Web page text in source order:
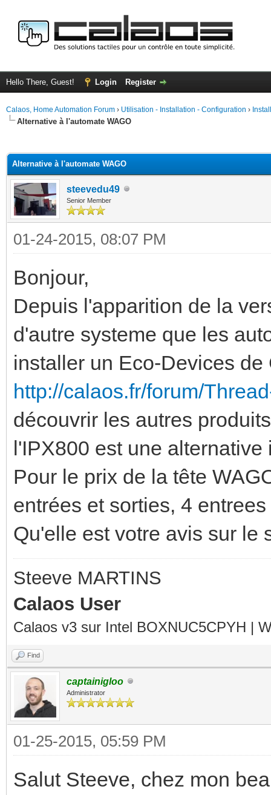
Hello There, Guest! Login Register
Calaos, Home Automation Forum › Utilisation - Installation - Configuration ›
Alternative à l'automate WAGO
Alternative à l'automate WAGO
steevedu49
Senior Member
01-24-2015, 08:07 PM
Bonjour,
Depuis l'apparition de la
d'autre systeme que les
installer un Eco-Devices
http://calaos.fr/forum/
découvrir les autres
l'IPX800 est une
Pour le prix de la tête
entrées et sorties, 4
Qu'elle est votre avis sur le
Steeve MARTINS
Calaos User
Calaos v3 sur Intel BOXNUC5CPYH |
Find
captainigloo
Administrator
01-25-2015, 05:59 PM
Salut Steeve, chez mon